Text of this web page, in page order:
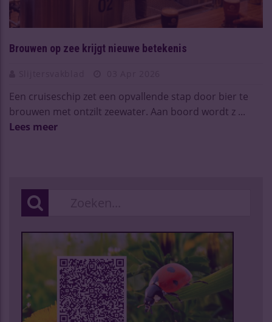
Brouwen op zee krijgt nieuwe betekenis
Een cruiseschip zet een opvallende stap door bier te
brouwen met ontzilt zeewater. Aan boord wordt z ...
Lees meer